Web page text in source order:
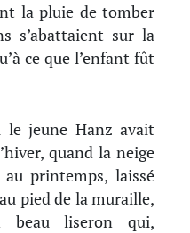
la pluie de tomber
s’abattaient sur la
ce que l’enfant fût
le jeune Hanz avait
quand la neige
printemps, laissé
pied de la muraille,
liseron qui,